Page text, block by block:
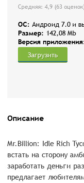
Средняя: 4,9 (63
OC: Андроид 7.0 и
Размер: 142,08 Mb
Версия
Загрузить
Описание
Mr.Billion: Idle Rich
встать на сторону
заработать деньги
предлагает